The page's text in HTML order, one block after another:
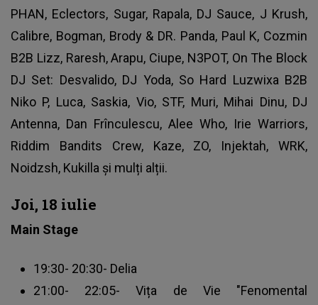
PHAN, Eclectors, Sugar, Rapala, DJ Sauce, J Krush,
Calibre, Bogman, Brody & DR. Panda, Paul K, Cozmin
B2B Lizz, Raresh, Arapu, Ciupe, N3POT, On The Block
DJ Set: Desvalido, DJ Yoda, So Hard Luzwixa B2B
Niko P, Luca, Saskia, Vio, STF, Muri, Mihai Dinu, DJ
Antenna, Dan Frînculescu, Alee Who, Irie Warriors,
Riddim Bandits Crew, Kaze, ZO, Injektah, WRK,
Noidzsh, Kukilla și mulți alții.
Joi, 18 iulie
Main Stage
19:30- 20:30- Delia
21:00- 22:05- Vița de Vie "Fenomental